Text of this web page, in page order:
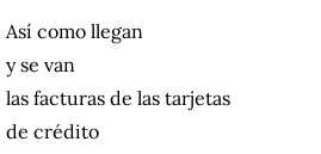
Así como llegan
y se van
las facturas de las tarjetas
de crédito